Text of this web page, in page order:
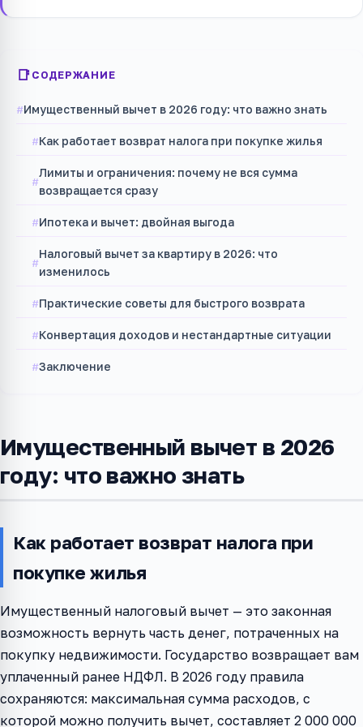
СОДЕРЖАНИЕ
Имущественный вычет в 2026 году: что важно знать
Как работает возврат налога при покупке жилья
Лимиты и ограничения: почему не вся сумма
возвращается сразу
Ипотека и вычет: двойная выгода
Налоговый вычет за квартиру в 2026: что
изменилось
Практические советы для быстрого возврата
Конвертация доходов и нестандартные ситуации
Заключение
Имущественный вычет в 2026
году: что важно знать
Как работает возврат налога при
покупке жилья
Имущественный налоговый вычет — это законная
возможность вернуть часть денег, потраченных на
покупку недвижимости. Государство возвращает вам
уплаченный ранее НДФЛ. В 2026 году правила
сохраняются: максимальная сумма расходов, с
которой можно получить вычет, составляет 2 000 000